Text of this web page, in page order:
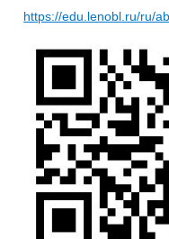
https://edu.lenobl.ru/ru/